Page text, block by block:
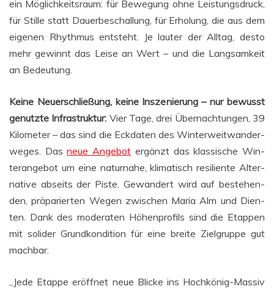
ein Mög­lich­keits­raum: für Bewe­gung ohne Leis­tungs­druck,
für Stil­le statt Dau­er­be­schal­lung, für Erho­lung, die aus dem
eige­nen Rhyth­mus ent­steht. Je lau­ter der All­tag, des­to
mehr gewinnt das Lei­se an Wert – und die Lang­sam­keit
an Bedeutung.
Kei­ne Neu­erschlie­ßung, kei­ne Insze­nie­rung – nur bewusst
genutz­te Infra­struk­tur: Vier Tage, drei Über­nach­tun­gen, 39
Kilo­me­ter – das sind die Eck­da­ten des Win­ter­weit­wan­der­
we­ges. Dasneue Ange­bot ergänzt das klas­si­sche Win­
ter­an­ge­bot um eine natur­na­he, kli­ma­tisch resi­li­en­te Alter­
na­ti­ve abseits der Pis­te. Gewan­dert wird auf bestehen­
den, prä­pa­rier­ten Wegen zwi­schen Maria Alm und Dien­
ten. Dank des mode­ra­ten Höhen­pro­fils sind die Etap­pen
mit soli­der Grund­kon­di­ti­on für eine brei­te Ziel­grup­pe gut
machbar.
„Jede Etap­pe eröff­net neue Bli­cke ins Hoch­kö­nig-Mas­siv